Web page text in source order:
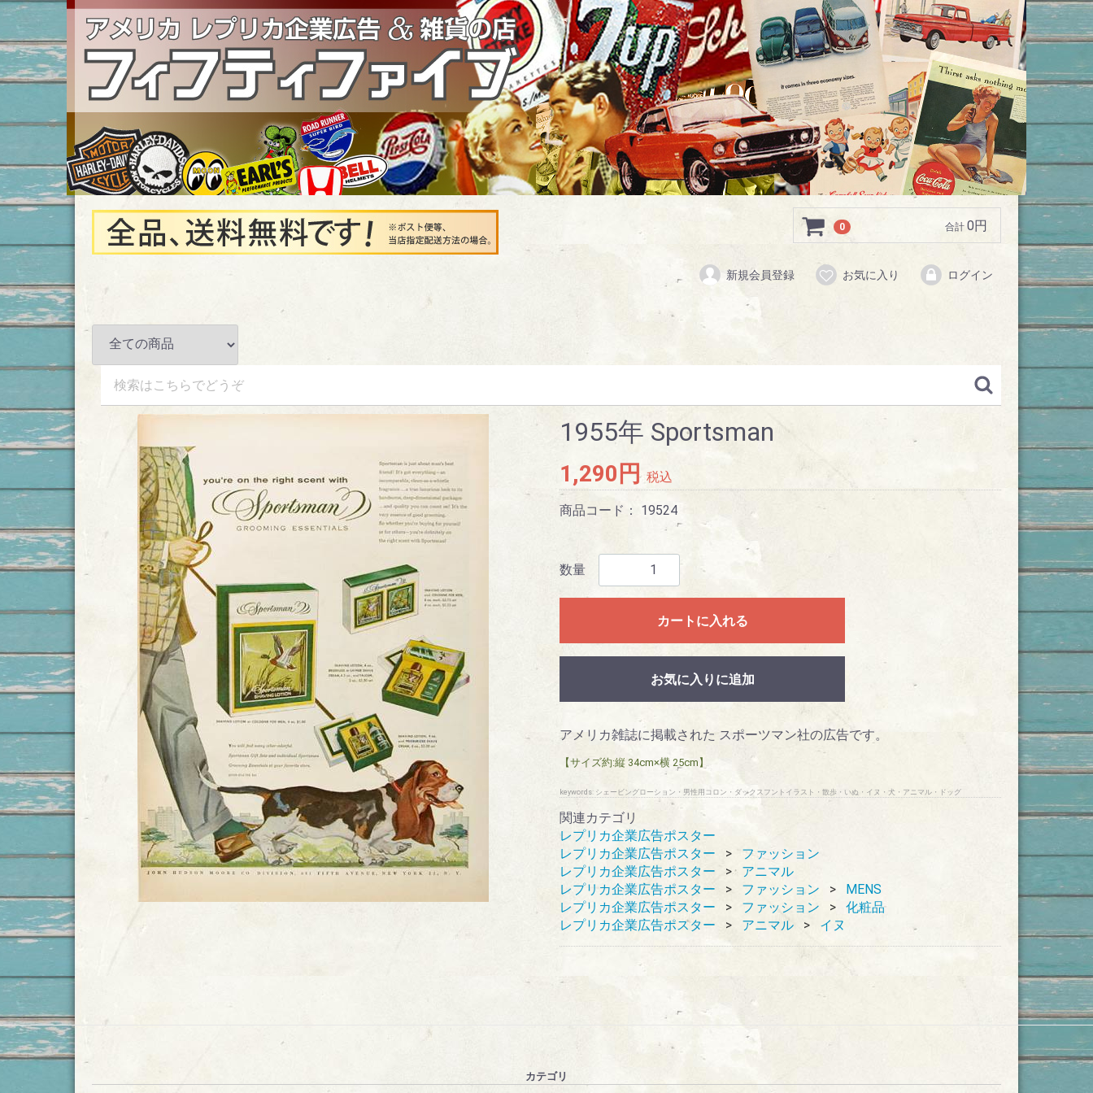
新規会員登録 お気に入り ログイン
0 合計 0円
1955年 Sportsman
1,290円 税込
商品コード： 19524
数量
カートに入れる
お気に入りに追加
アメリカ雑誌に掲載された スポーツマン社の広告です。
【サイズ約:縦 34cm×横 25cm】
keywords: シェービングローション・男性用コロン・ダックスフントイラスト・散歩・いぬ・イヌ・犬・アニマル・ドッグ
関連カテゴリ
レプリカ企業広告ポスター
レプリカ企業広告ポスター
ファッション
レプリカ企業広告ポスター
アニマル
レプリカ企業広告ポスター
ファッション
MENS
レプリカ企業広告ポスター
ファッション
化粧品
レプリカ企業広告ポスター
アニマル イヌ
カテゴリ